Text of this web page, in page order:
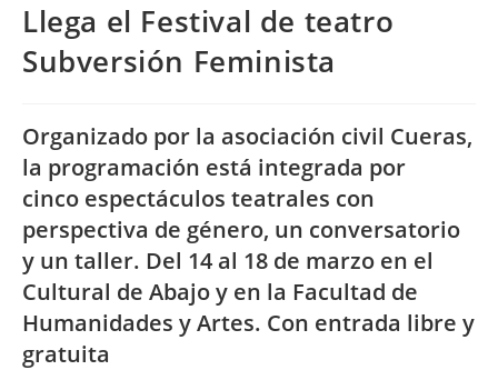
Llega el Festival de teatro
Subversión Feminista
Organizado por la asociación civil Cueras,
la programación está integrada por
cinco espectáculos teatrales con
perspectiva de género, un conversatorio
y un taller. Del 14 al 18 de marzo en el
Cultural de Abajo y en la Facultad de
Humanidades y Artes. Con entrada libre y
gratuita